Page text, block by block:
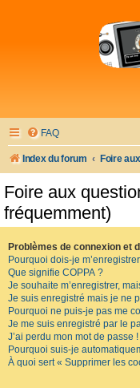
FAQ
Index du forum
Foire aux
fréquemment)
Problèmes de connexion et
Pourquoi dois-je
Que signifie COPPA ?
Je souhaite m’enregistrer,
Je suis enregistré mais je ne
Pourquoi ne puis-je pas me
Je me suis enregistré par le
J’ai perdu mon mot de passe !
Pourquoi suis-je
À quoi sert « Supprimer les